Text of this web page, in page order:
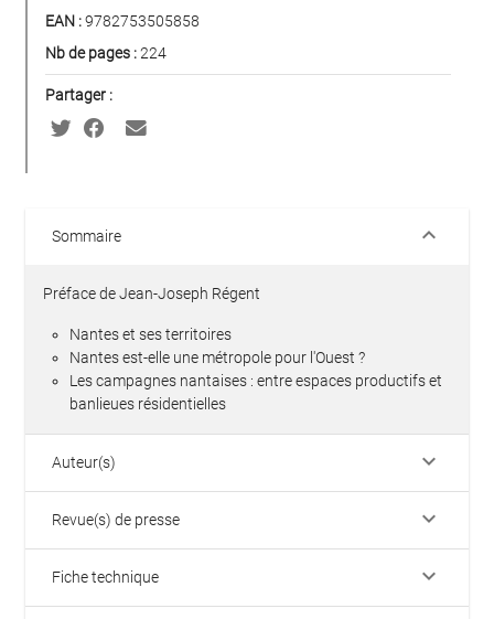
EAN :9782753505858
Nb de pages :224
Partager :
Sommaire keyboard_arrow_down
Préface de Jean-Joseph Régent
Nantes et ses territoires
Nantes est-elle une métropole pour l'Ouest ?
Les campagnes nantaises : entre espaces productifs et
banlieues résidentielles
Auteur(s) keyboard_arrow_down
Revue(s) de presse keyboard_arrow_down
Fiche technique keyboard_arrow_down